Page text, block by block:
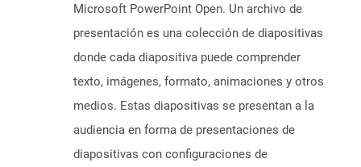
Microsoft PowerPoint Open. Un archivo de
presentación es una colección de diapositivas
donde cada diapositiva puede comprender
texto, imágenes, formato, animaciones y otros
medios. Estas diapositivas se presentan a la
audiencia en forma de presentaciones de
diapositivas con configuraciones de